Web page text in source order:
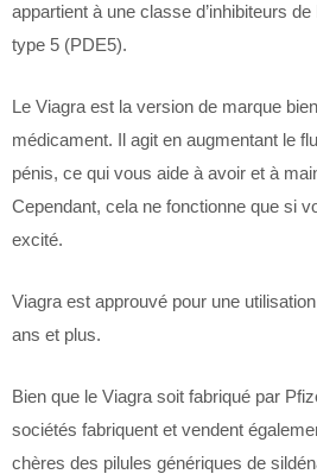
appartient à une classe d’inhibiteurs
type 5 (PDE5).
Le Viagra est la version de marque
médicament. Il agit en augmentant le
pénis, ce qui vous aide à avoir et à
Cependant, cela ne fonctionne que si
excité.
Viagra est approuvé pour une
ans et plus.
Bien que le Viagra soit fabriqué par
sociétés fabriquent et vendent
chères des pilules génériques de